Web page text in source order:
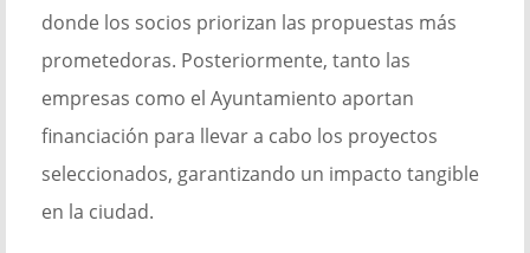
donde los socios priorizan las propuestas más
prometedoras. Posteriormente, tanto las
empresas como el Ayuntamiento aportan
financiación para llevar a cabo los proyectos
seleccionados, garantizando un impacto tangible
en la ciudad.